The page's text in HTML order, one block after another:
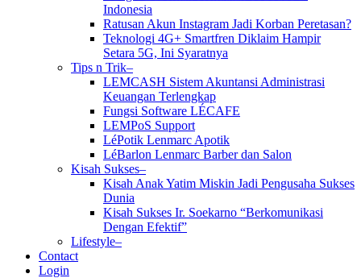
Indonesia
Ratusan Akun Instagram Jadi Korban Peretasan?
Teknologi 4G+ Smartfren Diklaim Hampir
Setara 5G, Ini Syaratnya
Tips n Trik–
LEMCASH Sistem Akuntansi Administrasi
Keuangan Terlengkap
Fungsi Software LÉCAFE
LEMPoS Support
LéPotik Lenmarc Apotik
LéBarlon Lenmarc Barber dan Salon
Kisah Sukses–
Kisah Anak Yatim Miskin Jadi Pengusaha Sukses
Dunia
Kisah Sukses Ir. Soekarno “Berkomunikasi
Dengan Efektif”
Lifestyle–
Contact
Login